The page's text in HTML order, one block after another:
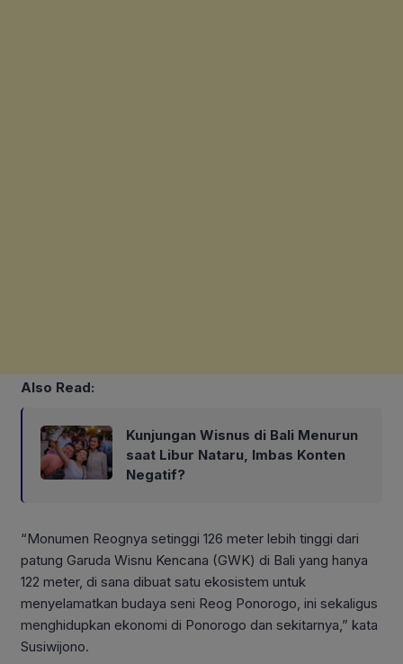
Also Read:
Kunjungan Wisnus di Bali Menurun
saat Libur Nataru, Imbas Konten
Negatif?
“Monumen Reognya setinggi 126 meter lebih tinggi dari
patung Garuda Wisnu Kencana (GWK) di Bali yang hanya
122 meter, di sana dibuat satu ekosistem untuk
menyelamatkan budaya seni Reog Ponorogo, ini sekaligus
menghidupkan ekonomi di Ponorogo dan sekitarnya,” kata
Susiwijono.